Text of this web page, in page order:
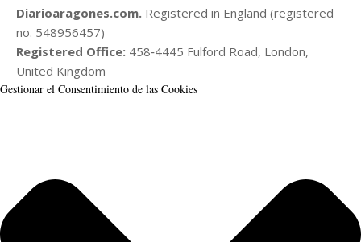
Diarioaragones.com. Registered in England (registered
no. 548956457)
Registered Office: 458‑4445 Fulford Road, London,
United Kingdom
Gestionar el Consentimiento de las Cookies